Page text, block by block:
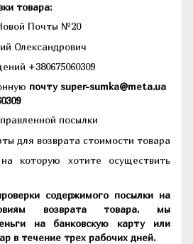
товара:
Почты №20
Олександрович
+380675060309
почту super-sumka@meta.ua
посылки
для возврата стоимости товара
которую хотите осуществить
содержимого посылки на
возврата товара, мы
на банковскую карту или
в течение трех рабочих дней.